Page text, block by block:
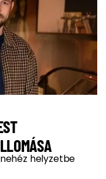
helyzetbe